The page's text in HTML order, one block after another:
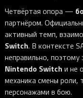
Четвёртая опора —
партнёром.
активный темп,
Switch. В контексте
неправильно, поэтому
Nintendo Switch и не
механика смены
персонажами в бою.